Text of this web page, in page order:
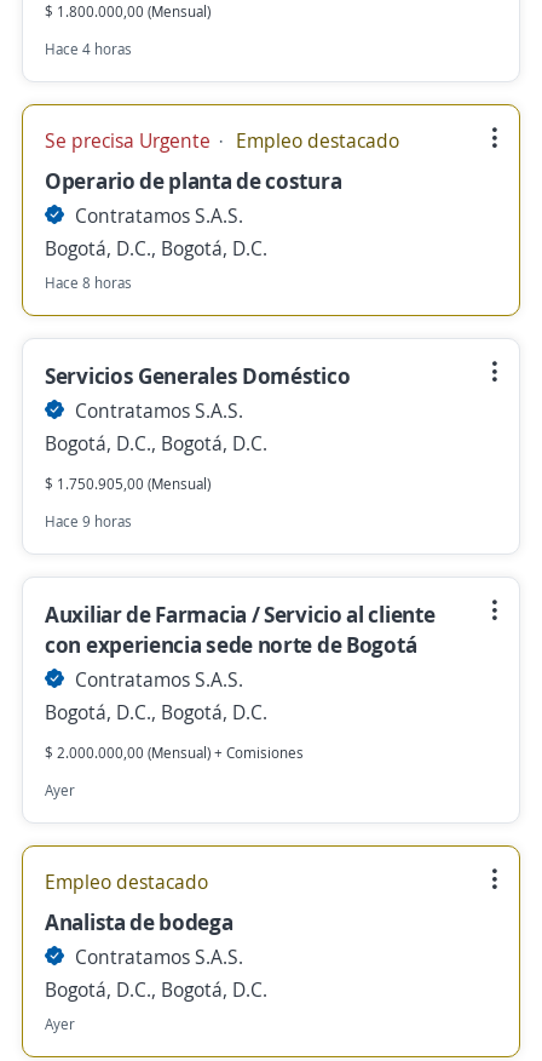
$ 1.800.000,00 (Mensual)
Hace 4 horas
Se precisa Urgente Empleo destacado
Operario de planta de costura
Contratamos S.A.S.
Bogotá, D.C., Bogotá, D.C.
Hace 8 horas
Servicios Generales Doméstico
Contratamos S.A.S.
Bogotá, D.C., Bogotá, D.C.
$ 1.750.905,00 (Mensual)
Hace 9 horas
Auxiliar de Farmacia / Servicio al cliente
con experiencia sede norte de Bogotá
Contratamos S.A.S.
Bogotá, D.C., Bogotá, D.C.
$ 2.000.000,00 (Mensual) + Comisiones
Ayer
Empleo destacado
Analista de bodega
Contratamos S.A.S.
Bogotá, D.C., Bogotá, D.C.
Ayer